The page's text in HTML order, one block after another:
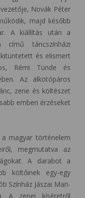
Novák Péter
majd később
A kiállítás után a
című táncszínházi
és elismert
Rémi Tünde és
Az alkotópáros
zene és költészet
emberi érzéseket
magyar történelem
megmutatva az
A darabot a
költőinek egy-egy
Színház Jászai Mari-
A zenei kíséretről